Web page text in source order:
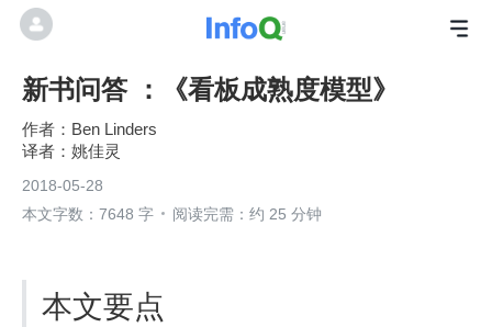
新书问答 ：《看板成熟度模型》
Ben Linders
姚佳灵
2018-05-28
本文字数：7648 字
阅读完需：约 25 分钟
本文要点